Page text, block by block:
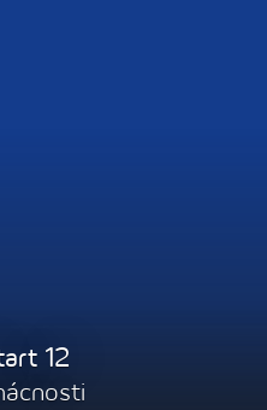
12